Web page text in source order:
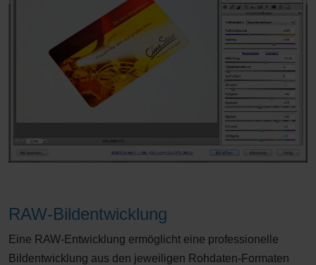
RAW-Bildentwicklung
Eine RAW-Entwicklung ermöglicht eine professionelle
Bildentwicklung aus den jeweiligen Rohdaten-Formaten